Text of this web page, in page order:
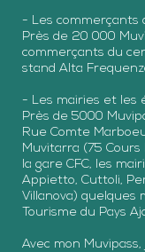
- Les commerçants
Près de 20 000
commerçants du
stand Alta
- Les mairies et les
Près de 5000
Rue Comte
Muvitarra (75 Cours
la gare CFC, les
Appietto, Cuttoli,
Villanova) quelques
Tourisme du Pays
Avec mon